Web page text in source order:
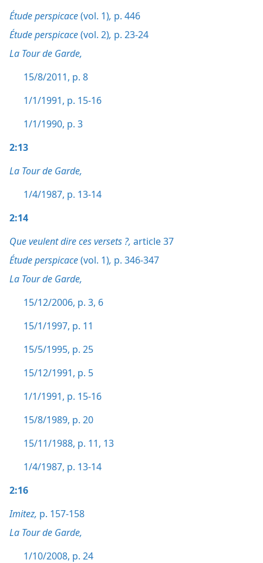
Étude perspicace(vol. 1), p. 446
Étude perspicace(vol. 2), p. 23-24
La Tour de Garde,
15/8/2011, p. 8
1/1/1991, p. 15-16
1/1/1990, p. 3
2:13
La Tour de Garde,
1/4/1987, p. 13-14
2:14
Que veulent dire ces versets ?, article 37
Étude perspicace(vol. 1), p. 346-347
La Tour de Garde,
15/12/2006, p. 3, 6
15/1/1997, p. 11
15/5/1995, p. 25
15/12/1991, p. 5
1/1/1991, p. 15-16
15/8/1989, p. 20
15/11/1988, p. 11, 13
1/4/1987, p. 13-14
2:16
Imitez, p. 157-158
La Tour de Garde,
1/10/2008, p. 24